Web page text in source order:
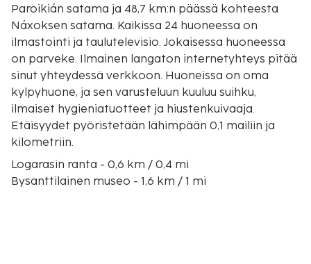
Paroikián satama ja 48,7 km:n päässä kohteesta
Náxoksen satama. Kaikissa 24 huoneessa on
ilmastointi ja taulutelevisio. Jokaisessa huoneessa
on parveke. Ilmainen langaton internetyhteys pitää
sinut yhteydessä verkkoon. Huoneissa on oma
kylpyhuone, ja sen varusteluun kuuluu suihku,
ilmaiset hygieniatuotteet ja hiustenkuivaaja.
Etäisyydet pyöristetään lähimpään 0,1 mailiin ja
kilometriin.
Logarasin ranta - 0,6 km / 0,4 mi
Bysanttilainen museo - 1,6 km / 1 mi